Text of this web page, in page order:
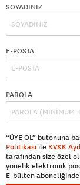
SOYADINIZ
E-POSTA
PAROLA
“ÜYE OL” butonuna
Politikası ile KVKK
tarafından size özel
yönelik elektronik
E-bülten